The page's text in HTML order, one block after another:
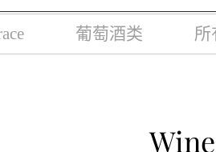
葡萄酒类 所